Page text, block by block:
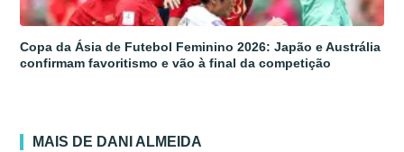
Copa da Ásia de Futebol Feminino 2026: Japão e Austrália
confirmam favoritismo e vão à final da competição
MAIS DE DANI ALMEIDA